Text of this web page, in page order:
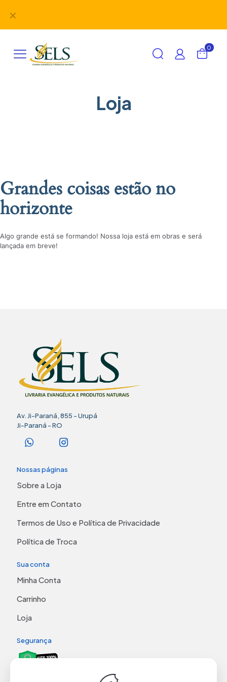
✕
0
Loja
Grandes coisas estão no
horizonte
Algo grande está se formando! Nossa loja está em obras e será
lançada em breve!
Av. Ji-Paraná, 855 - Urupá
Ji-Paraná - RO
Nossas páginas
Sobre a Loja
Entre em Contato
Termos de Uso e Política de Privacidade
Política de Troca
Sua conta
Minha Conta
Carrinho
Loja
Segurança